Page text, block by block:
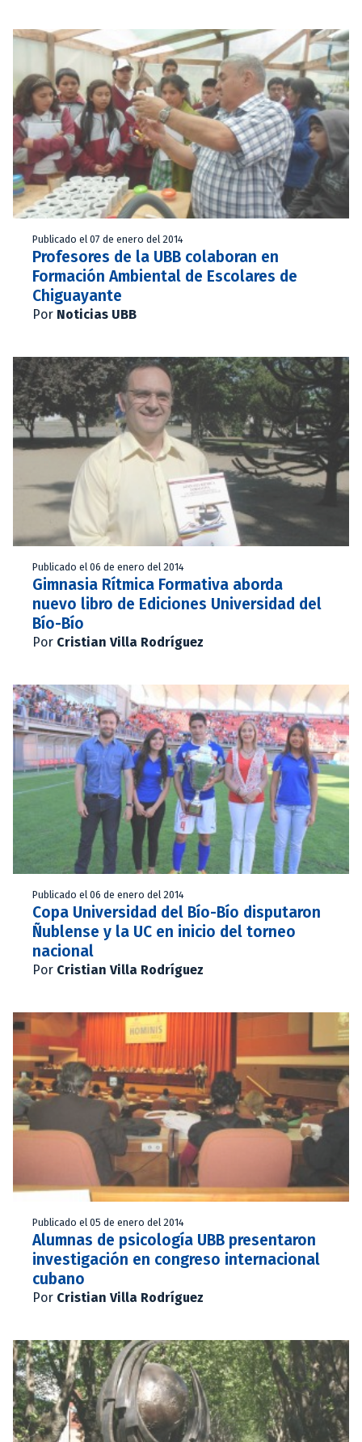
Publicado el 07 de enero del 2014
Profesores de la UBB colaboran en
Formación Ambiental de Escolares de
Chiguayante
Por Noticias UBB
Publicado el 06 de enero del 2014
Gimnasia Rítmica Formativa aborda
nuevo libro de Ediciones Universidad del
Bío-Bío
Por Cristian Villa Rodríguez
Publicado el 06 de enero del 2014
Copa Universidad del Bío-Bío disputaron
Ñublense y la UC en inicio del torneo
nacional
Por Cristian Villa Rodríguez
Publicado el 05 de enero del 2014
Alumnas de psicología UBB presentaron
investigación en congreso internacional
cubano
Por Cristian Villa Rodríguez